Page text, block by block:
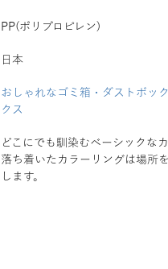
PP(ポリプロピレン)
日本
おしゃれなゴミ箱・ダストボッ
クス
どこにでも馴染むベーシックな
落ち着いたカラーリングは場所
します。